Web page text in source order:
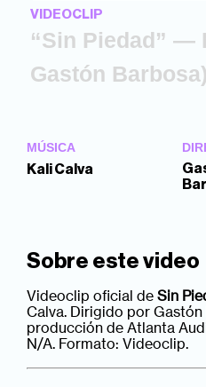
VIDEOCLIP
“Sin Piedad” —
Gastón Barbosa)
MÚSICA
Kali Calva
Sobre este video
Videoclip oficial deSin
Calva. Dirigido por Gastón
producción de Atlanta
N/A. Formato: Videoclip.